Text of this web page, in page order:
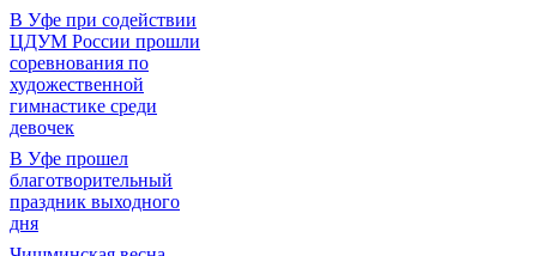
В Уфе при содействии
ЦДУМ России прошли
соревнования по
художественной
гимнастике среди
девочек
В Уфе прошел
благотворительный
праздник выходного
дня